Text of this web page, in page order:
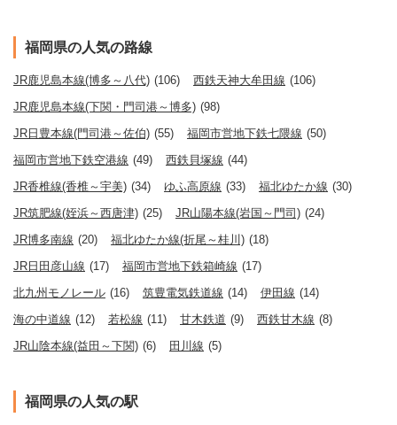
福岡県の人気の路線
JR鹿児島本線(博多～八代) (106) 西鉄天神大牟田線 (106)
JR鹿児島本線(下関・門司港～博多) (98)
JR日豊本線(門司港～佐伯) (55) 福岡市営地下鉄七隈線 (50)
福岡市営地下鉄空港線 (49) 西鉄貝塚線 (44)
JR香椎線(香椎～宇美) (34) ゆふ高原線 (33) 福北ゆたか線 (30)
JR筑肥線(姪浜～西唐津) (25) JR山陽本線(岩国～門司) (24)
JR博多南線 (20) 福北ゆたか線(折尾～桂川) (18)
JR日田彦山線 (17) 福岡市営地下鉄箱崎線 (17)
北九州モノレール (16) 筑豊電気鉄道線 (14) 伊田線 (14)
海の中道線 (12) 若松線 (11) 甘木鉄道 (9) 西鉄甘木線 (8)
JR山陰本線(益田～下関) (6) 田川線 (5)
福岡県の人気の駅